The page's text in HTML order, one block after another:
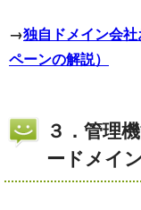
→独自ドメイン会
ペーンの解説）
３．管理
ードメイン